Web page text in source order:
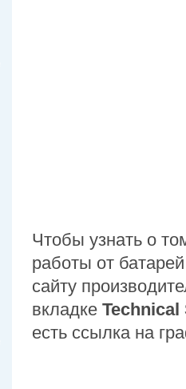
Чтобы узнать о
работы от
сайту
вкладке
есть ссылка на